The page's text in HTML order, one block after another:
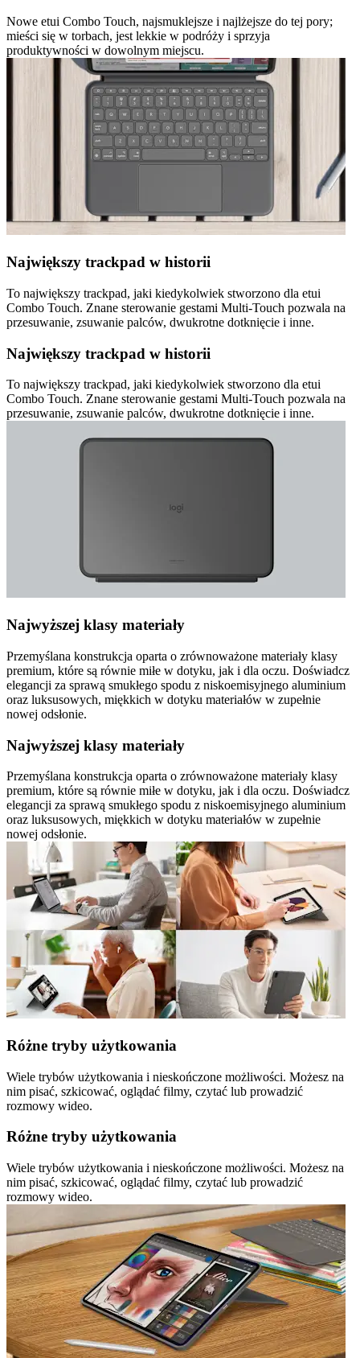
Nowe etui Combo Touch, najsmuklejsze i najlżejsze do tej pory;
mieści się w torbach, jest lekkie w podróży i sprzyja
produktywności w dowolnym miejscu.
Największy trackpad w historii
To największy trackpad, jaki kiedykolwiek stworzono dla etui
Combo Touch. Znane sterowanie gestami Multi-Touch pozwala na
przesuwanie, zsuwanie palców, dwukrotne dotknięcie i inne.
Największy trackpad w historii
To największy trackpad, jaki kiedykolwiek stworzono dla etui
Combo Touch. Znane sterowanie gestami Multi-Touch pozwala na
przesuwanie, zsuwanie palców, dwukrotne dotknięcie i inne.
Najwyższej klasy materiały
Przemyślana konstrukcja oparta o zrównoważone materiały klasy
premium, które są równie miłe w dotyku, jak i dla oczu. Doświadcz
elegancji za sprawą smukłego spodu z niskoemisyjnego aluminium
oraz luksusowych, miękkich w dotyku materiałów w zupełnie
nowej odsłonie.
Najwyższej klasy materiały
Przemyślana konstrukcja oparta o zrównoważone materiały klasy
premium, które są równie miłe w dotyku, jak i dla oczu. Doświadcz
elegancji za sprawą smukłego spodu z niskoemisyjnego aluminium
oraz luksusowych, miękkich w dotyku materiałów w zupełnie
nowej odsłonie.
Różne tryby użytkowania
Wiele trybów użytkowania i nieskończone możliwości. Możesz na
nim pisać, szkicować, oglądać filmy, czytać lub prowadzić
rozmowy wideo.
Różne tryby użytkowania
Wiele trybów użytkowania i nieskończone możliwości. Możesz na
nim pisać, szkicować, oglądać filmy, czytać lub prowadzić
rozmowy wideo.